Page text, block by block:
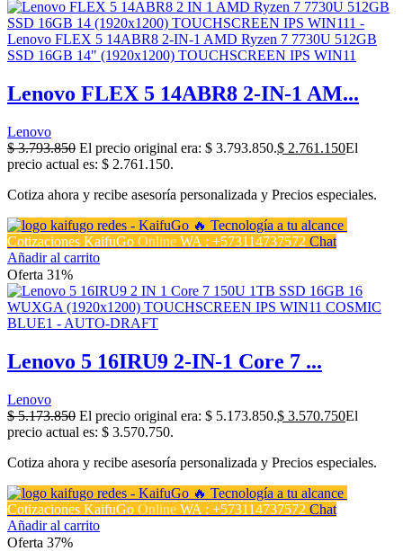
Lenovo FLEX 5 14ABR8 2-IN-1 AM...
Lenovo
$3.793.850 El precio original era: $ 3.793.850.$ 2.761.150El
precio actual es: $ 2.761.150.
Cotiza ahora y recibe asesoría personalizada y Precios especiales.
Cotizaciones KaifuGo Online WA : +573114737572 Chat
Añadir al carrito
Oferta 31%
Lenovo 5 16IRU9 2-IN-1 Core 7 ...
Lenovo
$5.173.850 El precio original era: $ 5.173.850.$ 3.570.750El
precio actual es: $ 3.570.750.
Cotiza ahora y recibe asesoría personalizada y Precios especiales.
Cotizaciones KaifuGo Online WA : +573114737572 Chat
Añadir al carrito
Oferta 37%